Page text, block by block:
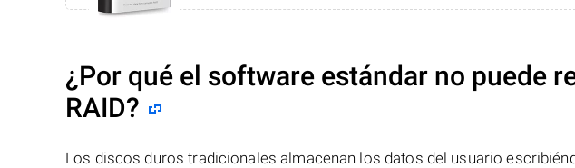
¿Por qué el software estándar no puede
RAID?
Los discos duros tradicionales almacenan los datos del usuario